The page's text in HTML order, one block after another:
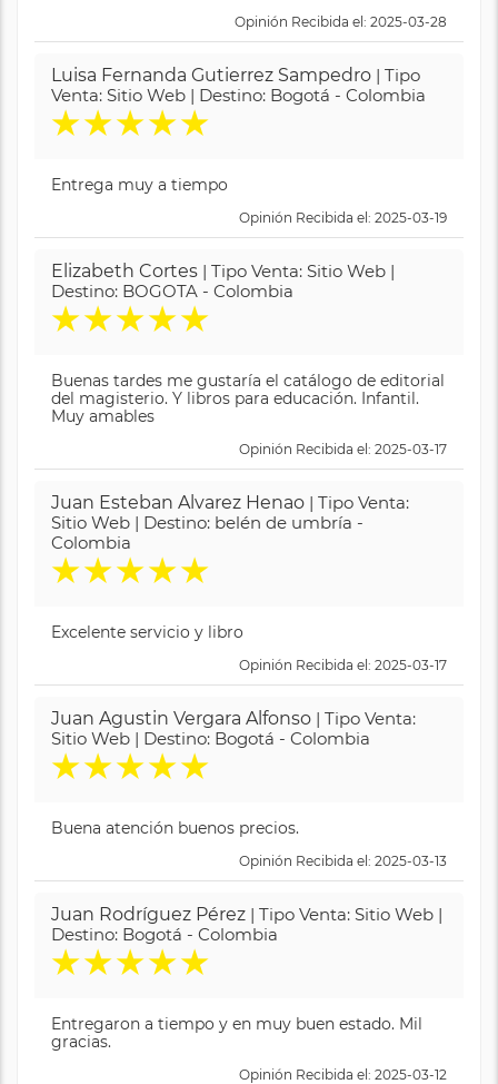
Opinión Recibida el: 2025-03-28
Luisa Fernanda Gutierrez Sampedro | Tipo
Venta: Sitio Web | Destino: Bogotá - Colombia
★★★★★
Entrega muy a tiempo
Opinión Recibida el: 2025-03-19
Elizabeth Cortes | Tipo Venta: Sitio Web |
Destino: BOGOTA - Colombia
★★★★★
Buenas tardes me gustaría el catálogo de editorial
del magisterio. Y libros para educación. Infantil.
Muy amables
Opinión Recibida el: 2025-03-17
Juan Esteban Alvarez Henao | Tipo Venta:
Sitio Web | Destino: belén de umbría -
Colombia
★★★★★
Excelente servicio y libro
Opinión Recibida el: 2025-03-17
Juan Agustin Vergara Alfonso | Tipo Venta:
Sitio Web | Destino: Bogotá - Colombia
★★★★★
Buena atención buenos precios.
Opinión Recibida el: 2025-03-13
Juan Rodríguez Pérez | Tipo Venta: Sitio Web |
Destino: Bogotá - Colombia
★★★★★
Entregaron a tiempo y en muy buen estado. Mil
gracias.
Opinión Recibida el: 2025-03-12